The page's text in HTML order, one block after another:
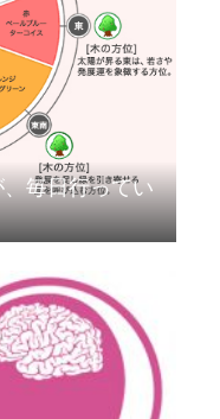
毎日行ってい